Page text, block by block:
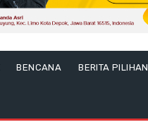
BENCANA BERITA PILIHAN